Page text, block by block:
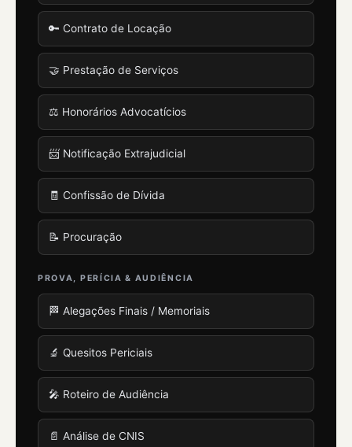
🔑 Contrato de Locação
🤝 Prestação de Serviços
⚖️ Honorários Advocatícios
📨 Notificação Extrajudicial
🧾 Confissão de Dívida
📝 Procuração
PROVA, PERÍCIA & AUDIÊNCIA
🏁 Alegações Finais / Memoriais
🔬 Quesitos Periciais
🎤 Roteiro de Audiência
📄 Análise de CNIS